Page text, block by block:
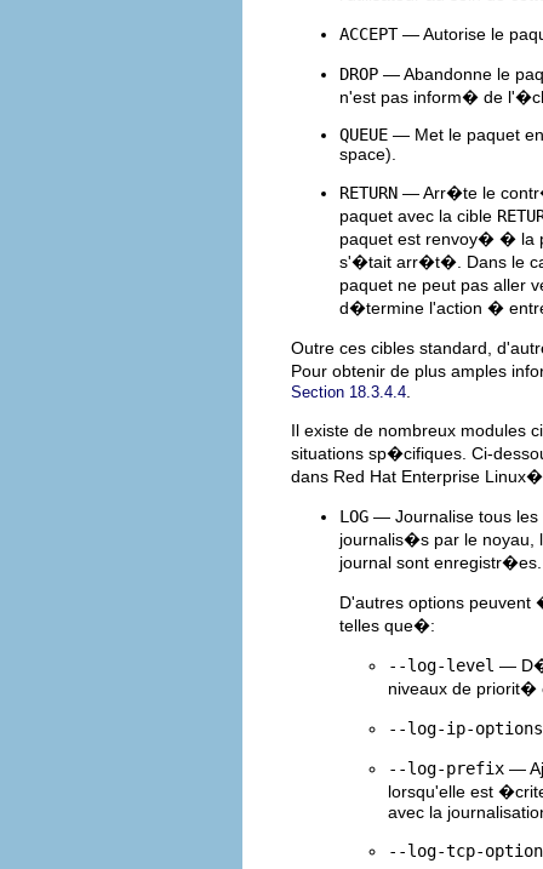
ACCEPT— Autorise le
DROP — Abandonne le
n'est pas inform� de
QUEUE — Met le paquet
space).
RETURN — Arr�te le
paquet avec la cible
paquet est renvoy� � la
s'�tait arr�t�. Dans le
paquet ne peut pas
d�termine l'action �
Outre ces cibles standard,
Pour obtenir de plus amples
Section 18.3.4.4
Il existe de nombreux
situations sp�cifiques. Ci-
dans Red Hat Enterprise
LOG — Journalise tous
journalis�s par le noyau,
journal sont
D'autres options
telles que�:
--log-level —
niveaux de priorit�
--log-ip-options
--log-prefix —
lorsqu'elle est
avec la
--log-tcp-